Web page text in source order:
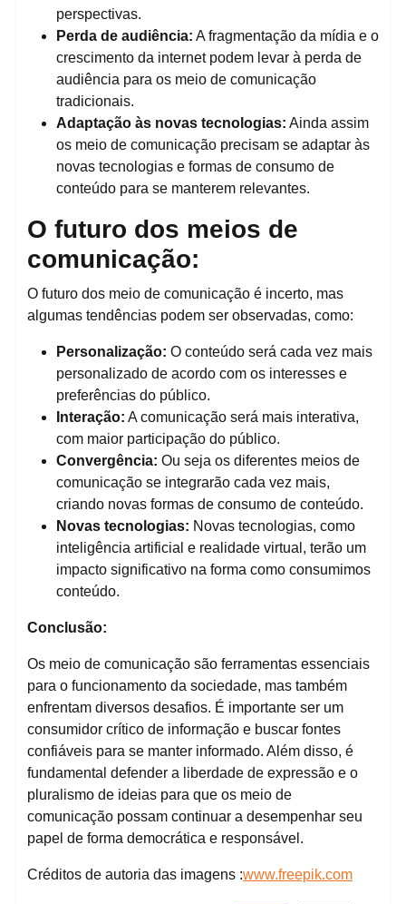
perspectivas.
Perda de audiência: A fragmentação da mídia e o
crescimento da internet podem levar à perda de
audiência para os meio de comunicação
tradicionais.
Adaptação às novas tecnologias: Ainda assim
os meio de comunicação precisam se adaptar às
novas tecnologias e formas de consumo de
conteúdo para se manterem relevantes.
O futuro dos meios de
comunicação:
O futuro dos meio de comunicação é incerto, mas
algumas tendências podem ser observadas, como:
Personalização: O conteúdo será cada vez mais
personalizado de acordo com os interesses e
preferências do público.
Interação: A comunicação será mais interativa,
com maior participação do público.
Convergência: Ou seja os diferentes meios de
comunicação se integrarão cada vez mais,
criando novas formas de consumo de conteúdo.
Novas tecnologias: Novas tecnologias, como
inteligência artificial e realidade virtual, terão um
impacto significativo na forma como consumimos
conteúdo.
Conclusão:
Os meio de comunicação são ferramentas essenciais
para o funcionamento da sociedade, mas também
enfrentam diversos desafios. É importante ser um
consumidor crítico de informação e buscar fontes
confiáveis para se manter informado. Além disso, é
fundamental defender a liberdade de expressão e o
pluralismo de ideias para que os meio de
comunicação possam continuar a desempenhar seu
papel de forma democrática e responsável.
Créditos de autoria das imagens :www.freepik.com